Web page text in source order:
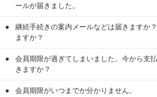
ールが届きました。
継続手続きの案内メールなどは届きますか
ますか？
会員期限が過ぎてしまいました。今から支
きますか？
会員期限がいつまでか分かりません。